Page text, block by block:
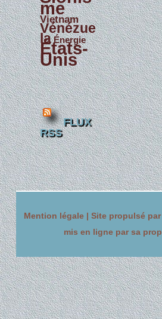
me
Vietnam
Vénézue
la Énergie
États-
Unis
FLUX
RSS
Mention légale | Site propulsé
mis en ligne par sa